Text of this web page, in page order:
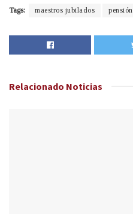
Tags: maestros jubilados pensión
Relacionado Noticias